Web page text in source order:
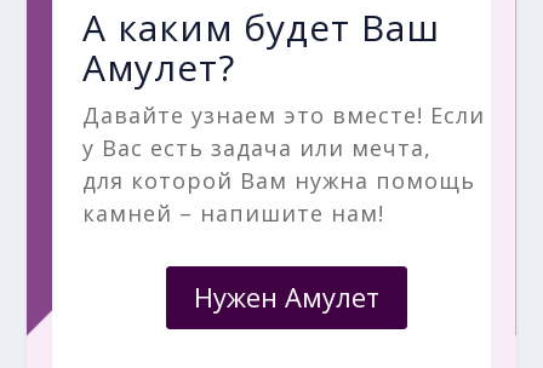
А каким будет Ваш
Амулет?
Давайте узнаем это вместе! Если
у Вас есть задача или мечта,
для которой Вам нужна помощь
камней – напишите нам!
Нужен Амулет